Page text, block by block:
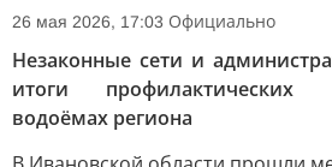
26 мая 2026, 17:03 Официально
Незаконные сети и
итоги
водоёмах региона